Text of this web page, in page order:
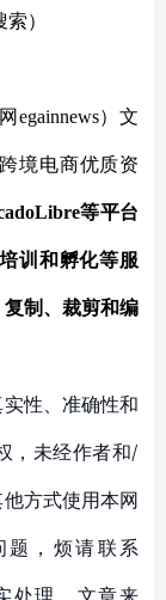
）
egainnews）文
跨境电商优质资
等平台
训和孵化等服
制、裁剪和编
性、准确性和
，未经作者和/
方式使用本网
题，烦请联系
处理。文章来